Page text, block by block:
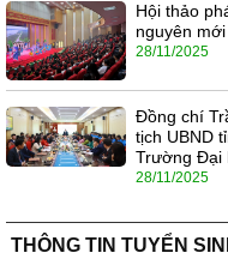
Hội thảo
nguyên
28/11/2025
Đồng chí
tịch UBND
Trường Đại
28/11/2025
THÔNG TIN TUYỂN